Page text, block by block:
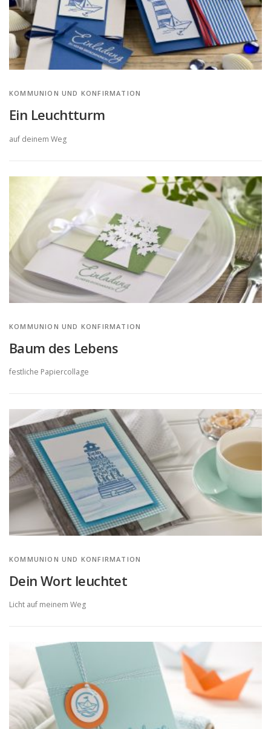
KOMMUNION UND KONFIRMATION
Ein Leuchtturm
auf deinem Weg
KOMMUNION UND KONFIRMATION
Baum des Lebens
festliche Papiercollage
KOMMUNION UND KONFIRMATION
Dein Wort leuchtet
Licht auf meinem Weg